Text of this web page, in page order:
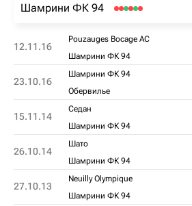
Шамрини ФК 94
12.11.16
Pouzauges Bocage AC
Шамрини ФК 94
23.10.16
Шамрини ФК 94
Обервилье
15.11.14
Седан
Шамрини ФК 94
26.10.14
Шато
Шамрини ФК 94
27.10.13
Neuilly Olympique
Шамрини ФК 94